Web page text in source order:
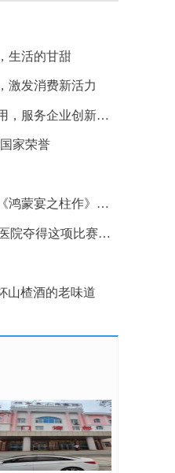
生活的甘甜
激发消费新活力
皇尊庄园：发挥科技引领作用，服务企业创新发展
家荣誉
迎新年，京城首家美食戏剧《鸿蒙宴之柱作》首演成功
“大小医生”携手 湘潭市中心医院夺得这项比赛一等奖
山楂酒的老味道